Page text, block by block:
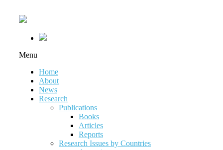
Menu
Home
About
News
Research
Publications
Books
Articles
Reports
Research Issues by Countries